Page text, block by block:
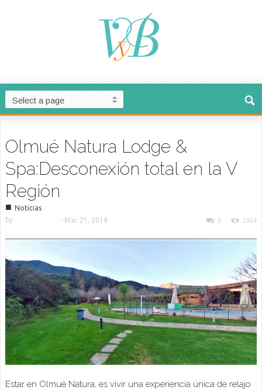
Olmué Natura Lodge &
Spa:Desconexión total en la V
Región
■ Noticias
by
- Mar 21, 2019 0 1914
Estar en Olmué Natura, es vivir una experiencia única de relajo